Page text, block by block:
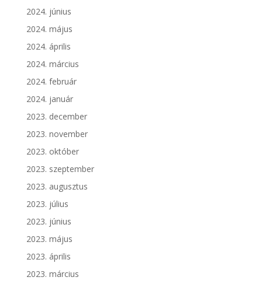
2024. június
2024. május
2024. április
2024. március
2024. február
2024. január
2023. december
2023. november
2023. október
2023. szeptember
2023. augusztus
2023. július
2023. június
2023. május
2023. április
2023. március